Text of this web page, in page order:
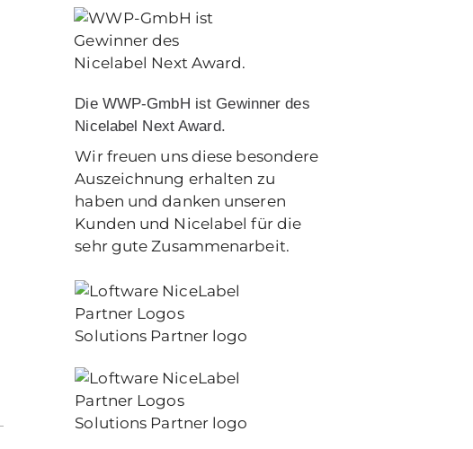
Die WWP-GmbH ist Gewinner des
Nicelabel Next Award.
Wir freuen uns diese besondere
Auszeichnung erhalten zu
haben und danken unseren
Kunden und Nicelabel für die
sehr gute Zusammenarbeit.